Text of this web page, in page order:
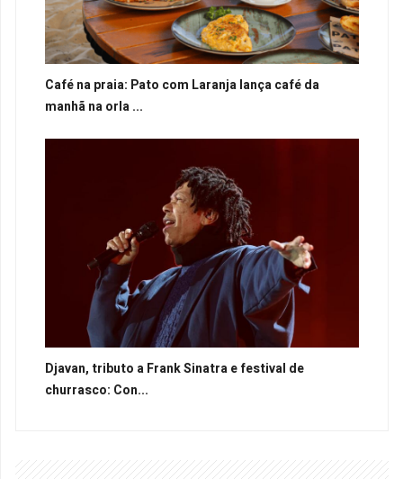
Café na praia: Pato com Laranja lança café da
manhã na orla ...
Djavan, tributo a Frank Sinatra e festival de
churrasco: Con...